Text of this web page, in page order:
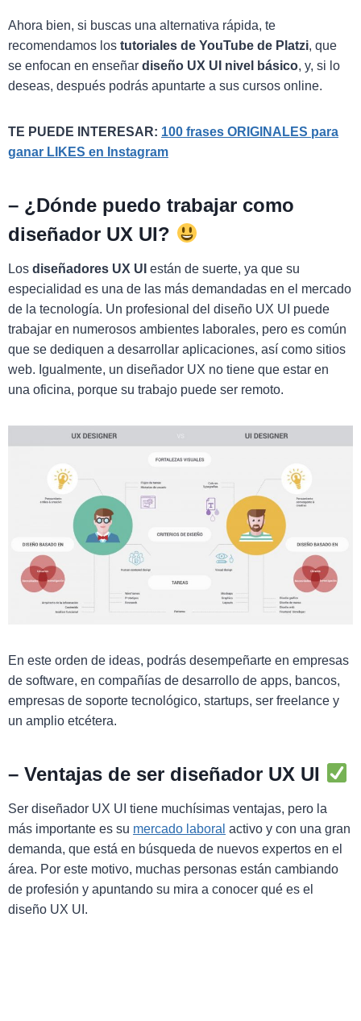
Ahora bien, si buscas una alternativa rápida, te
recomendamos los tutoriales de YouTube de Platzi, que
se enfocan en enseñar diseño UX UI nivel básico, y, si lo
deseas, después podrás apuntarte a sus cursos online.
TE PUEDE INTERESAR: 100 frases ORIGINALES para
ganar LIKES en Instagram
– ¿Dónde puedo trabajar como
diseñador UX UI?
Los diseñadores UX UI están de suerte, ya que su
especialidad es una de las más demandadas en el mercado
de la tecnología. Un profesional del diseño UX UI puede
trabajar en numerosos ambientes laborales, pero es común
que se dediquen a desarrollar aplicaciones, así como sitios
web. Igualmente, un diseñador UX no tiene que estar en
una oficina, porque su trabajo puede ser remoto.
En este orden de ideas, podrás desempeñarte en empresas
de software, en compañías de desarrollo de apps, bancos,
empresas de soporte tecnológico, startups, ser freelance y
un amplio etcétera.
– Ventajas de ser diseñador UX UI
Ser diseñador UX UI tiene muchísimas ventajas, pero la
más importante es su mercado laboral activo y con una gran
demanda, que está en búsqueda de nuevos expertos en el
área. Por este motivo, muchas personas están cambiando
de profesión y apuntando su mira a conocer qué es el
diseño UX UI.